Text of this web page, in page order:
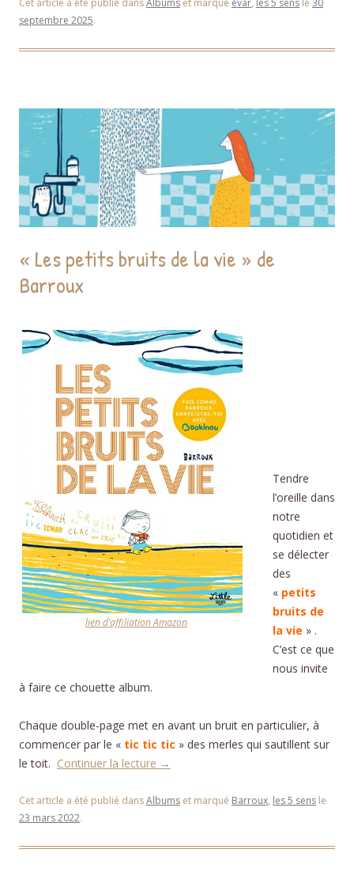
septembre 2025.
« Les petits bruits de la vie » de
Barroux
lien d’affiliation Amazon
Tendre
l’oreille dans
notre
quotidien et
se délecter
des
« petits
bruits de
la vie » .
C’est ce que
nous invite
à faire ce chouette album.
Chaque double-page met en avant un bruit en particulier, à
commencer par le « tic tic tic » des merles qui sautillent sur
le toit. Continuer la lecture →
Cet article a été publié dansAlbums et marqué Barroux, les 5 sens le
23 mars 2022.